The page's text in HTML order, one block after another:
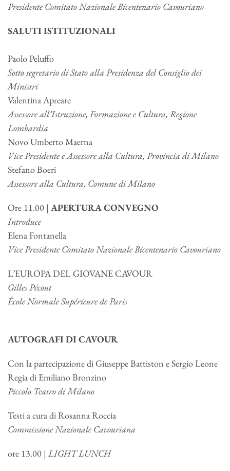
Presidente Comitato Nazionale Bicentenario Cavouriano
SALUTI ISTITUZIONALI
Paolo Peluffo
Sotto segretario di Stato alla Presidenza del Consiglio dei
Ministri
Valentina Apreare
Assessore all’Istruzione, Formazione e Cultura, Regione
Lombardia
Novo Umberto Maerna
Vice Presidente e Assessore alla Cultura, Provincia di Milano
Stefano Boeri
Assessore alla Cultura, Comune di Milano
Ore 11.00 | APERTURA CONVEGNO
Introduce
Elena Fontanella
Vice Presidente Comitato Nazionale Bicentenario Cavouriano
L’EUROPA DEL GIOVANE CAVOUR
Gilles Pécout
École Normale Supérieure de Paris
AUTOGRAFI DI CAVOUR
Con la partecipazione di Giuseppe Battiston e Sergio Leone
Regia di Emiliano Bronzino
Piccolo Teatro di Milano
Testi a cura di Rosanna Roccia
Commissione Nazionale Cavouriana
ore 13.00 | LIGHT LUNCH